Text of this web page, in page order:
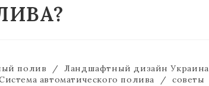
полив / Ландшафтный дизайн Украина
автоматического полива / советы